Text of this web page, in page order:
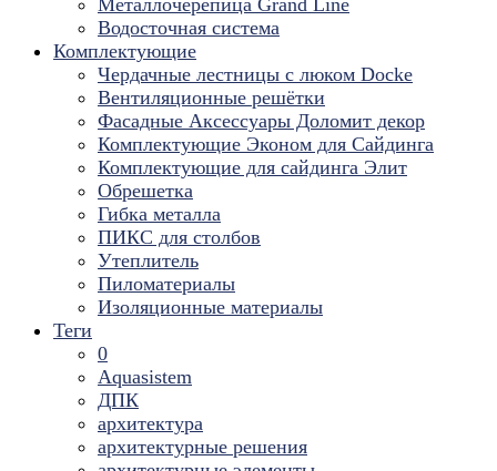
Металлочерепица Grand Line
Водосточная система
Комплектующие
Чердачные лестницы с люком Docke
Вентиляционные решётки
Фасадные Аксессуары Доломит декор
Комплектующие Эконом для Сайдинга
Комплектующие для cайдинга Элит
Обрешетка
Гибка металла
ПИКС для столбов
Утеплитель
Пиломатериалы
Изоляционные материалы
Теги
0
Aquasistem
ДПК
архитектура
архитектурные решения